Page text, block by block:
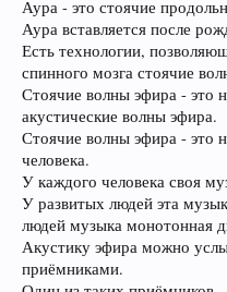
Аура - это стоячие
Аура вставляется после
Есть технологии,
спинного мозга стоячие
Стоячие волны эфира - это
акустические волны эфира.
Стоячие волны эфира - это
человека.
У каждого человека своя
У развитых людей эта
людей музыка монотонная
Акустику эфира можно
приёмниками.